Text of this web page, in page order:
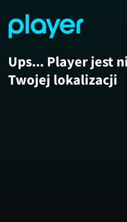
Ups... Player jest
Twojej lokalizacji